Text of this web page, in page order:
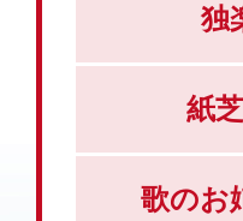
独
紙
歌のお